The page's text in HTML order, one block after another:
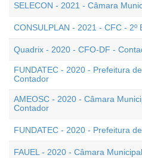
SELECON - 2021 - Câmara
CONSULPLAN - 2021 - CFC - 2º
Quadrix - 2020 - CFO-DF -
FUNDATEC - 2020 - Prefeitura
Contador
AMEOSC - 2020 - Câmara
Contador
FUNDATEC - 2020 - Prefeitura
FAUEL - 2020 - Câmara